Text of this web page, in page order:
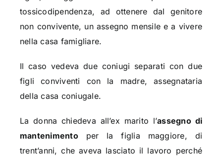
tossicodipendenza, ad ottenere dal genitore
non convivente, un assegno mensile e a vivere
nella casa famigliare.
Il caso vedeva due coniugi separati con due
figli conviventi con la madre, assegnataria
della casa coniugale.
La donna chiedeva all’ex marito l’assegno di
mantenimentoper la figlia maggiore, di
trent’anni, che aveva lasciato il lavoro perché